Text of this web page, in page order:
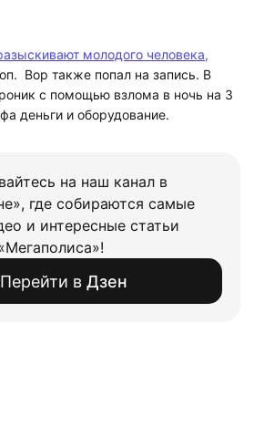
молодого человека,
Вор также попал на запись. В
с помощью взлома в ночь на 3
деньги и оборудование.
на наш канал в
где собираются самые
и интересные статьи
Перейти в Дзен